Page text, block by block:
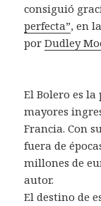
consiguió
perfecta”, en
porDudley
El Bolero es la
mayores
Francia. Con
fuera de
millones de
autor.
El destino de